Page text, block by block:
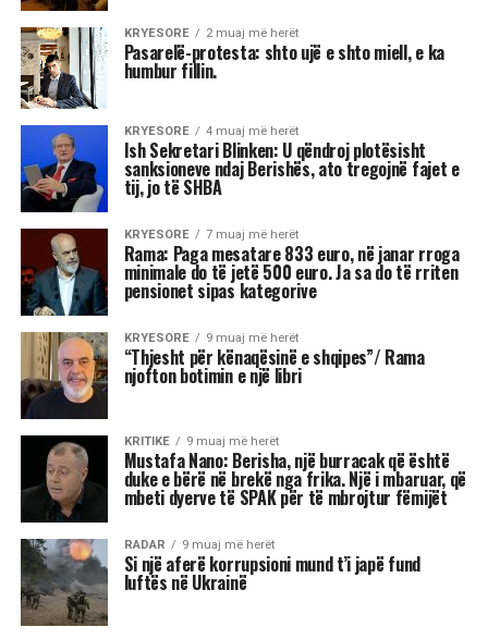
KRYESORE 2 muaj më herët
Pasarelë-protesta: shto ujë e shto miell, e ka
humbur fillin.
KRYESORE 4 muaj më herët
Ish Sekretari Blinken: U qëndroj plotësisht
sanksioneve ndaj Berishës, ato tregojnë fajet e
tij, jo të SHBA
KRYESORE 7 muaj më herët
Rama: Paga mesatare 833 euro, në janar rroga
minimale do të jetë 500 euro. Ja sa do të rriten
pensionet sipas kategorive
KRYESORE 9 muaj më herët
“Thjesht për kënaqësinë e shqipes”/ Rama
njofton botimin e një libri
KRITIKE 9 muaj më herët
Mustafa Nano: Berisha, një burracak që është
duke e bërë në brekë nga frika. Një i mbaruar, që
mbeti dyerve të SPAK për të mbrojtur fëmijët
RADAR 9 muaj më herët
Si një aferë korrupsioni mund t’i japë fund
luftës në Ukrainë